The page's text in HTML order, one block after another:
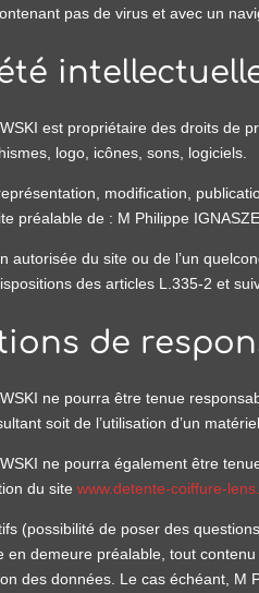
pas de virus et avec un
est propriétaire des droits de
logo, icônes, sons, logiciels.
modification,
préalable de : M Philippe
autorisée du site ou de l’un
des articles L.335-2 et
de
ne pourra être tenue
soit de l’utilisation d’un
ne pourra également être
du sitewww.detente-coiffure-
(possibilité de poser des
en demeure préalable, tout
des données. Le cas échéant, M